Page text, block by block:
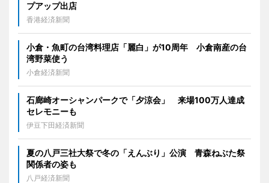
プアップ出店
香港経済新聞
小倉・魚町の台湾料理店「麗白」が10周年 小倉南産の台
湾野菜使う
小倉経済新聞
石廊崎オーシャンパークで「夕涼会」 来場100万人達成
セレモニーも
伊豆下田経済新聞
夏の八戸三社大祭で冬の「えんぶり」公演 青森ねぶた祭
関係者の姿も
八戸経済新聞